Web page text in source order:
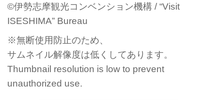
©伊勢志摩観光コンベンション機構 / “Visit
ISESHIMA” Bureau
※無断使用防止のため、
サムネイル解像度は低くしてあります。
Thumbnail resolution is low to prevent
unauthorized use.